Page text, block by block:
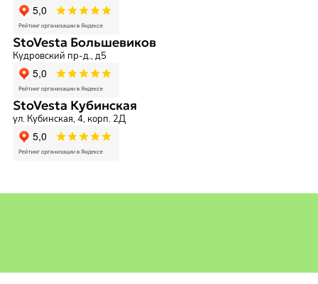
StoVesta Большевиков
Кудровский пр-д., д5
StoVesta Кубинская
ул. Кубинская, 4, корп. 2Д